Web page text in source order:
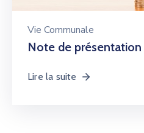
Vie Communale
Note de
Lire la suite